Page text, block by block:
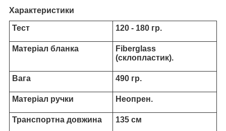
Характеристики
Тест 120 - 180 гр.
Матеріал бланка
Fiberglass
(склопластик).
Вага 490 гр.
Матеріал ручки Неопрен.
Транспортна довжина 135 см